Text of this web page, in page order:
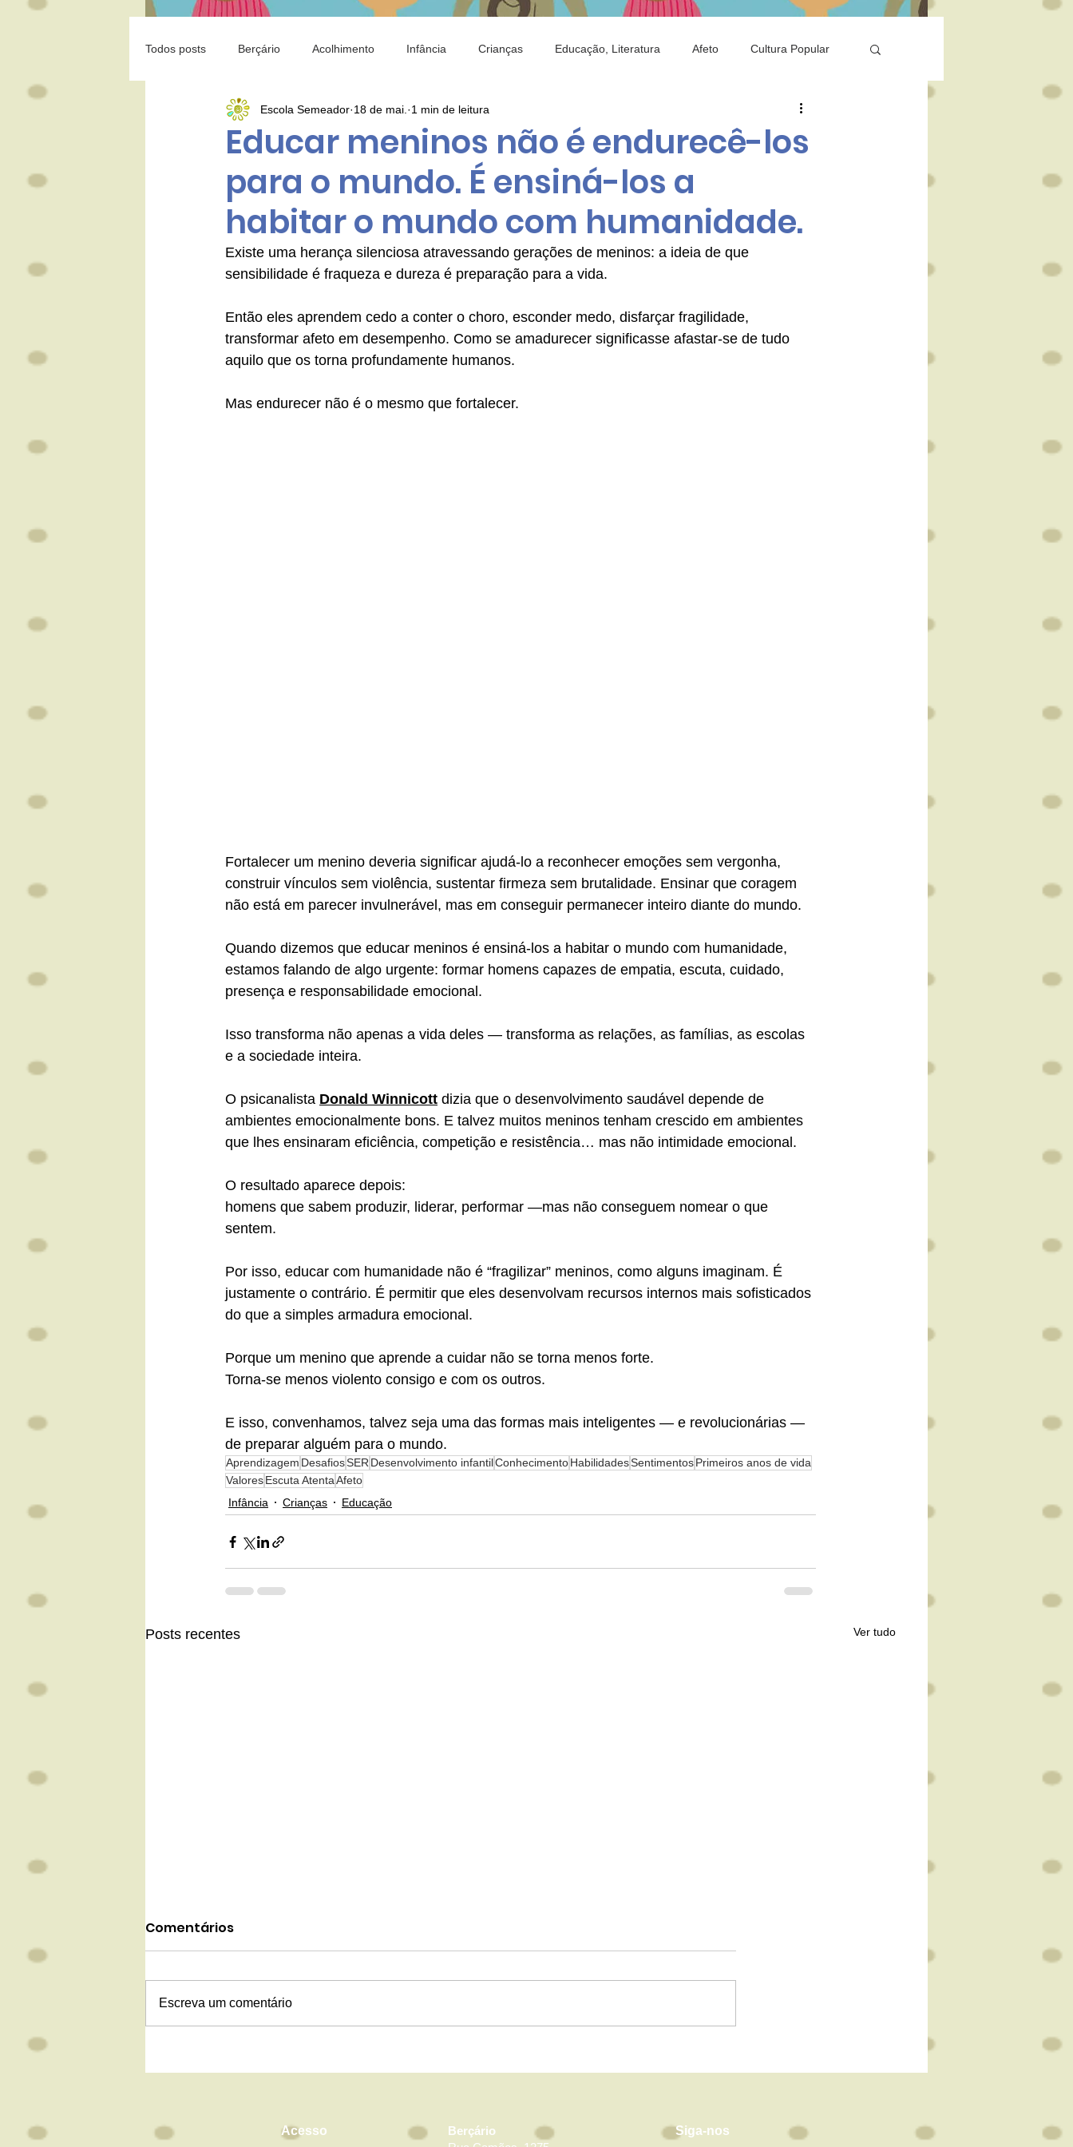
Todos posts Berçário Acolhimento Infância Crianças Educação, Literatura Afeto Cultura Popular
Educação Leitura Família Saci Brincar
Isolamento Covid-19 Projeto Identidade Mostra de Arte Criança e Tecnologia
Educar meninos não é endurecê-los
para o mundo. É ensiná-los a
habitar o mundo com humanidade.
Escola Semeador 18 de mai. 1 min de leitura
Existe uma herança silenciosa atravessando gerações de meninos: a ideia de que
sensibilidade é fraqueza e dureza é preparação para a vida.
Então eles aprendem cedo a conter o choro, esconder medo, disfarçar fragilidade,
transformar afeto em desempenho. Como se amadurecer significasse afastar-se de tudo
aquilo que os torna profundamente humanos.
Mas endurecer não é o mesmo que fortalecer.
Fortalecer um menino deveria significar ajudá-lo a reconhecer emoções sem vergonha,
construir vínculos sem violência, sustentar firmeza sem brutalidade. Ensinar que coragem
não está em parecer invulnerável, mas em conseguir permanecer inteiro diante do mundo.
Quando dizemos que educar meninos é ensiná-los a habitar o mundo com humanidade,
estamos falando de algo urgente: formar homens capazes de empatia, escuta, cuidado,
presença e responsabilidade emocional.
Isso transforma não apenas a vida deles — transforma as relações, as famílias, as escolas
e a sociedade inteira.
O psicanalista Donald Winnicott dizia que o desenvolvimento saudável depende de
ambientes emocionalmente bons. E talvez muitos meninos tenham crescido em ambientes
que lhes ensinaram eficiência, competição e resistência… mas não intimidade emocional.
O resultado aparece depois:
homens que sabem produzir, liderar, performar —mas não conseguem nomear o que
sentem.
Por isso, educar com humanidade não é “fragilizar” meninos, como alguns imaginam. É
justamente o contrário. É permitir que eles desenvolvam recursos internos mais sofisticados
do que a simples armadura emocional.
Porque um menino que aprende a cuidar não se torna menos forte.
Torna-se menos violento consigo e com os outros.
E isso, convenhamos, talvez seja uma das formas mais inteligentes — e revolucionárias —
de preparar alguém para o mundo.
Aprendizagem DesafiosSERDesenvolvimento infantilConhecimentoHabilidadesSentimentosPrimeiros anos de vida
ValoresEscuta AtentaAfeto
Infância
Crianças Educação
Posts recentes Ver tudo
sujo para casa!" O que a
muito mais do que você
Importância das
Comentários
Escreva um comentário
Acesso
Berçário
Siga-nos